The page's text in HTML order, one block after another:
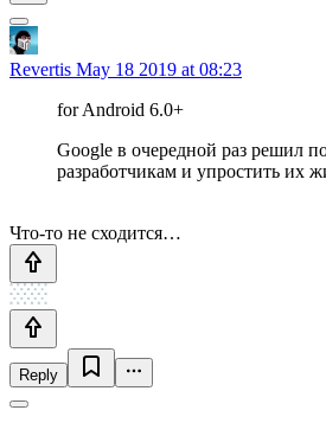
Revertis May 18 2019 at 08:23
for Android 6.0+
Google в очередной раз решил
разработчикам и упростить их
Что-то не сходится…
Reply